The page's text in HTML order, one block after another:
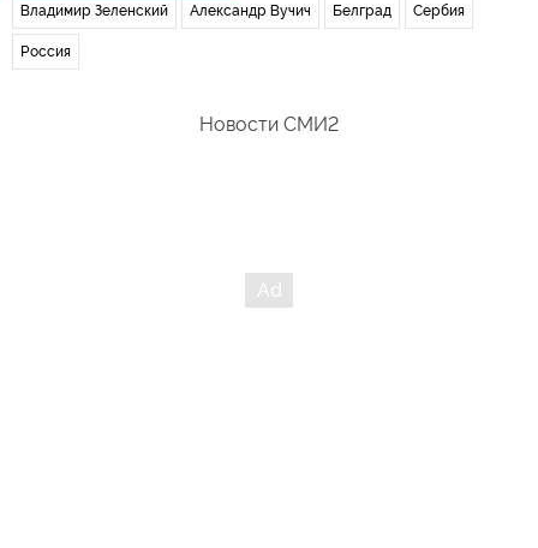
Владимир Зеленский Александр Вучич Белград Сербия
Россия
Новости СМИ2